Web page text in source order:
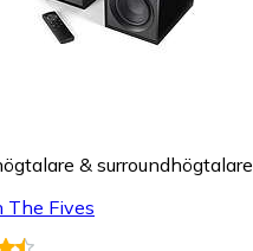
& surroundhögtalare
The Fives